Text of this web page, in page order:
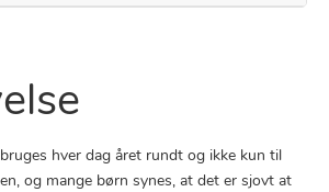
hver dag året rundt og ikke kun til
og mange børn synes, at det er sjovt at